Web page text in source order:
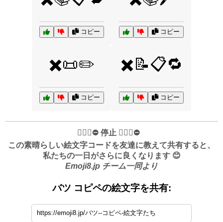
コピー コピー
✖️📜✏️
コピー
✖️📝📋🔁
コピー
✋🏻🛑⛔️ 停止 ✋🏻🛑⛔️
この素晴らしい絵文字コードを友達に教えて共有すると、
私たちの一日がさらに良くなります 😊
Emoji8.jp チーム一同より
バツ コピペの絵文字を共有: